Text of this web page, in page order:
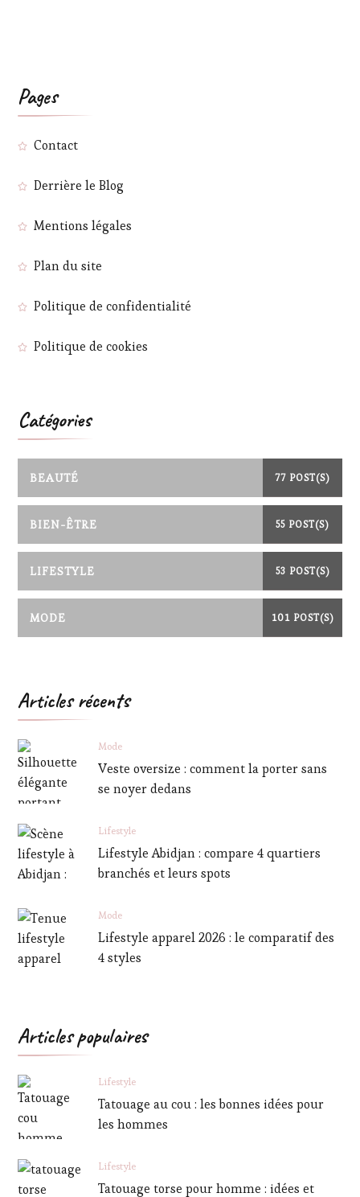
Pages
Contact
Derrière le Blog
Mentions légales
Plan du site
Politique de confidentialité
Politique de cookies
Catégories
BEAUTÉ 77 POST(S)
BIEN-ÊTRE 55 POST(S)
LIFESTYLE 53 POST(S)
MODE 101 POST(S)
Articles récents
Mode
Veste oversize : comment la porter sans
se noyer dedans
Lifestyle
Lifestyle Abidjan : compare 4 quartiers
branchés et leurs spots
Mode
Lifestyle apparel 2026 : le comparatif des
4 styles
Articles populaires
Lifestyle
Tatouage au cou : les bonnes idées pour
les hommes
Lifestyle
Tatouage torse pour homme : idées et